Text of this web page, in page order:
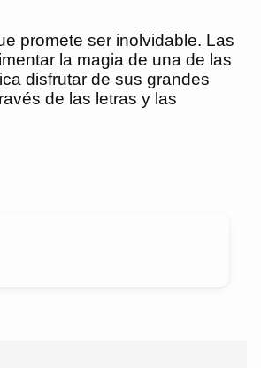
promete ser inolvidable. Las
la magia de una de las
disfrutar de sus grandes
de las letras y las